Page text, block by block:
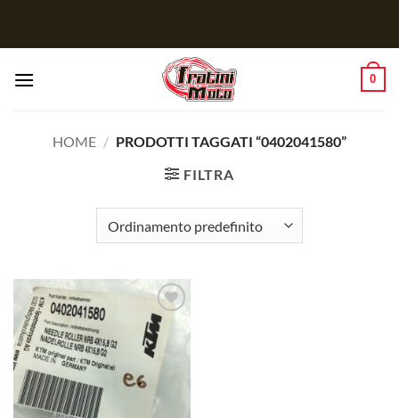
0
HOME / PRODOTTI TAGGATI “0402041580”
FILTRA
Aggiungi
alla lista
dei
desideri